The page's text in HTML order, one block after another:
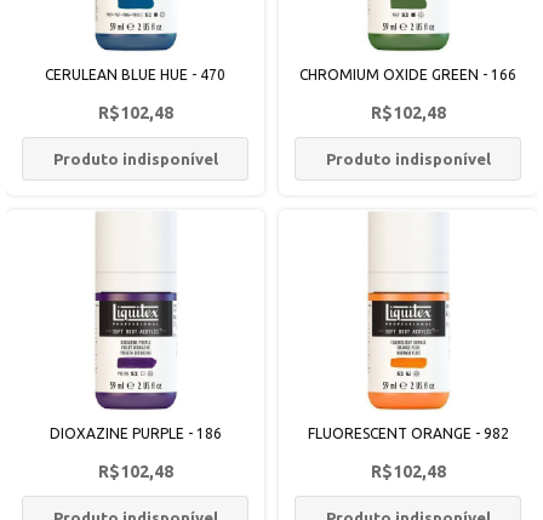
CERULEAN BLUE HUE - 470
R$102,48
Produto indisponível
CHROMIUM OXIDE GREEN - 166
R$102,48
Produto indisponível
DIOXAZINE PURPLE - 186
R$102,48
FLUORESCENT ORANGE - 982
R$102,48